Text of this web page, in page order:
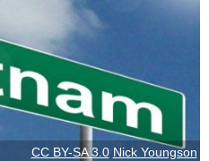
CC BY-SA 3.0 Nick Youngson